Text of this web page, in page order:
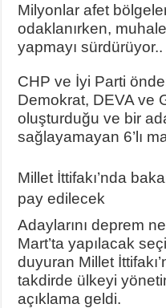
Milyonlar afet
odaklanırken,
yapmayı sürdürüyor..
CHP ve İyi Parti
Demokrat, DEVA ve
oluşturduğu ve bir
sağlayamayan 6’lı
Millet İttifakı’nda
pay edilecek
Adaylarını deprem
Mart’ta yapılacak
duyuran Millet
takdirde ülkeyi
açıklama geldi.